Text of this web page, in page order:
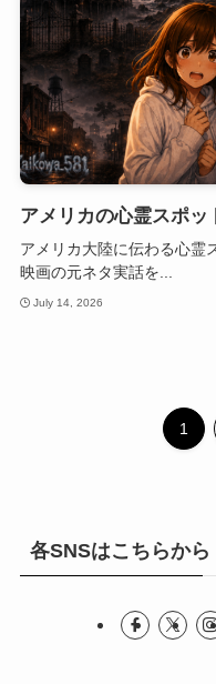
アメリカの心霊スポッ
アメリカ大陸に伝わる心霊
映画の元ネタ実話を...
July 14, 2026
1
各SNSはこちらから